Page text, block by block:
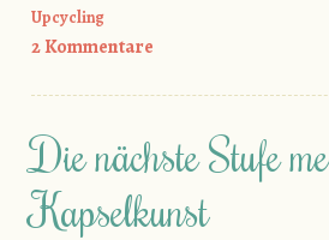
Upcycling
2 Kommentare
Die nächste Stufe
Kapselkunst